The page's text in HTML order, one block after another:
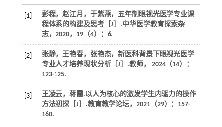
[1]
彭程，赵江月，于紫燕，五年制眼视光医学专业课
程体系的构建及思考［J］.中华医学教育探索杂
志， 2020， 19（4）：6.
[2]
张静，王艳春，张艳杰，新医科背景下眼视光医学
专业人才培养现状分析［J］.教师， 2024（14）：
123-125.
[3]
王凌云，蒋霞.以人为核心的激发学生内驱力的操作
方法初探［J］.教育教学论坛， 2021（29）：157-
160.